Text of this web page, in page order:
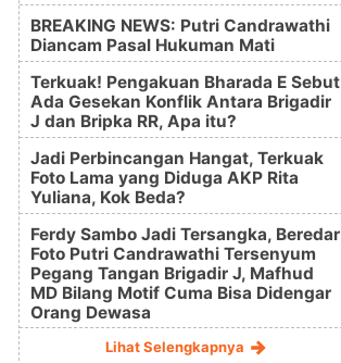
BREAKING NEWS: Putri Candrawathi
Diancam Pasal Hukuman Mati
Terkuak! Pengakuan Bharada E Sebut
Ada Gesekan Konflik Antara Brigadir
J dan Bripka RR, Apa itu?
Jadi Perbincangan Hangat, Terkuak
Foto Lama yang Diduga AKP Rita
Yuliana, Kok Beda?
Ferdy Sambo Jadi Tersangka, Beredar
Foto Putri Candrawathi Tersenyum
Pegang Tangan Brigadir J, Mafhud
MD Bilang Motif Cuma Bisa Didengar
Orang Dewasa
Lihat Selengkapnya